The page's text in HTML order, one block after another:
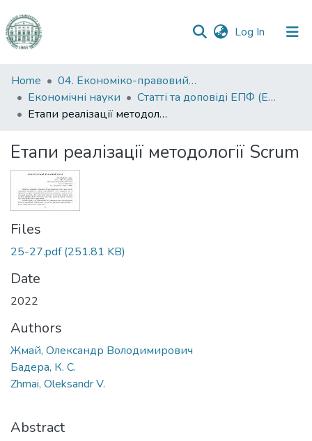
Log In (current)
Communities
&
Collections
Statistics
Home
04. Економіко-правовий факультет
Економічні науки
Статті та доповіді ЕПФ (Економічні науки)
Етапи реалізації методології Scrum
Етапи реалізації методології Scrum
Files
25-27.pdf(251.81 KB)
Date
2022
Authors
Жмай, Олександр Володимирович
Бадера, К. С.
Zhmai, Oleksandr V.
Abstract